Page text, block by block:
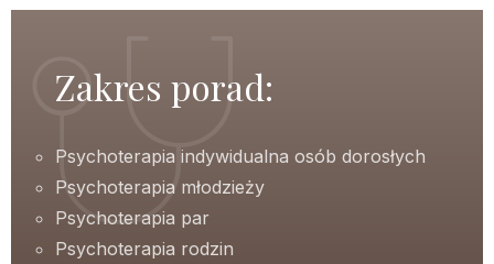
Zakres porad:
Psychoterapia indywidualna osób dorosłych
Psychoterapia młodzieży
Psychoterapia par
Psychoterapia rodzin